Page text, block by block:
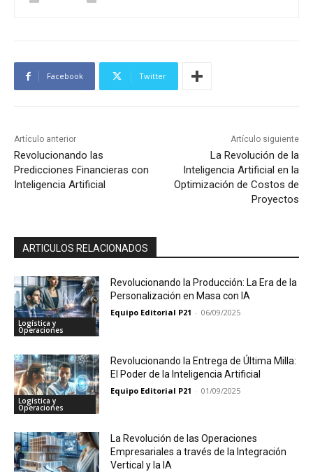
Facebook Twitter
Artículo anterior
Revolucionando las
Predicciones Financieras con
Inteligencia Artificial
Artículo siguiente
La Revolución de la
Inteligencia Artificial en la
Optimización de Costos de
Proyectos
ARTICULOS RELACIONADOS
Logística y
Operaciones
Revolucionando la Producción: La Era de la
Personalización en Masa con IA
Equipo Editorial P21 - 06/09/2025
Logística y
Operaciones
Revolucionando la Entrega de Última Milla:
El Poder de la Inteligencia Artificial
Equipo Editorial P21 - 01/09/2025
La Revolución de las Operaciones
Empresariales a través de la Integración
Vertical y la IA